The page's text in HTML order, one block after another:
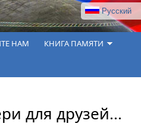
Русский
НАМ КНИГА ПАМЯТИ
для друзей...